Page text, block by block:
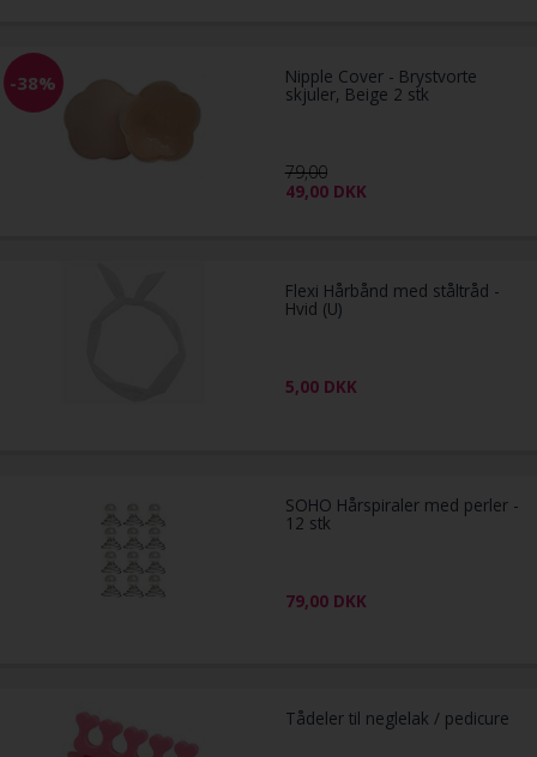
-38% Nipple Cover - Brystvorte
skjuler, Beige 2 stk
79,00
49,00 DKK
Flexi Hårbånd med ståltråd -
Hvid (U)
5,00 DKK
SOHO Hårspiraler med perler -
12 stk
79,00 DKK
Tådeler til neglelak / pedicure